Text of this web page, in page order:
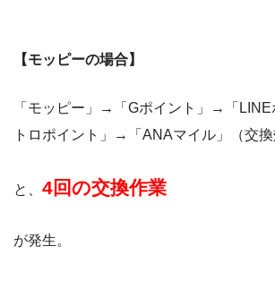
【モッピーの場合】
「モッピー」→「Gポイント」→「
トロポイント」→「ANAマイル」（交換
と、 4回の交換作業
が発生。